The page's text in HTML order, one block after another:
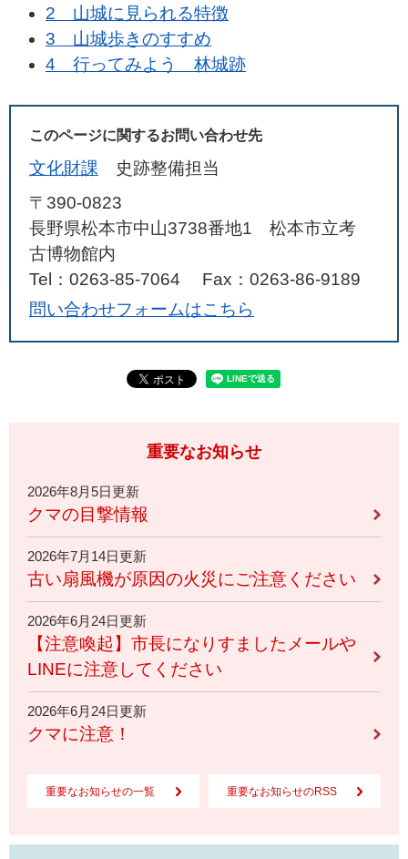
2 山城に見られる特徴
3 山城歩きのすすめ
4 行ってみよう 林城跡
このページに関するお問い合わせ先
文化財課
史跡整備担当
〒390-0823
長野県松本市中山3738番地1 松本市立考
古博物館内
Tel：0263-85-7064
Fax：0263-86-9189
問い合わせフォームはこちら
重要なお知らせ
2026年8月5日更新
クマの目撃情報
2026年7月14日更新
古い扇風機が原因の火災にご注意ください
2026年6月24日更新
【注意喚起】市長になりすましたメールや
LINEに注意してください
2026年6月24日更新
クマに注意！
重要なお知らせの一覧 重要なお知らせのRSS